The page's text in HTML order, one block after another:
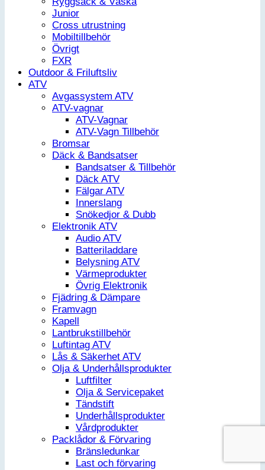
Junior
Cross utrustning
Mobiltillbehör
Övrigt
FXR
Outdoor & Friluftsliv
ATV
Avgassystem ATV
ATV-vagnar
ATV-Vagnar
ATV-Vagn Tillbehör
Bromsar
Däck & Bandsatser
Bandsatser & Tillbehör
Däck ATV
Fälgar ATV
Innerslang
Snökedjor & Dubb
Elektronik ATV
Audio ATV
Batteriladdare
Belysning ATV
Värmeprodukter
Övrig Elektronik
Fjädring & Dämpare
Framvagn
Kapell
Lantbrukstillbehör
Luftintag ATV
Lås & Säkerhet ATV
Olja & Underhållsprodukter
Luftfilter
Olja & Servicepaket
Tändstift
Underhållsprodukter
Vårdprodukter
Packlådor & Förvaring
Bränsledunkar
Last och förvaring